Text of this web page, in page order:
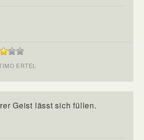
ERTEL
Geist lässt sich füllen.